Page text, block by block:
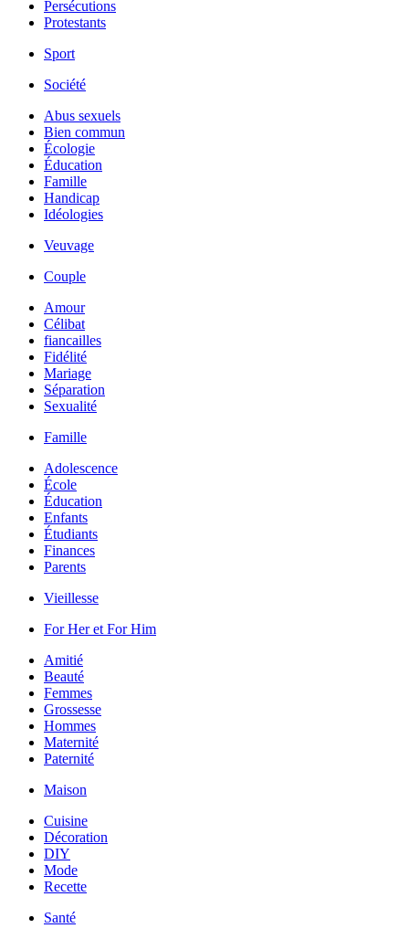
Persécutions
Protestants
Sport
Société
Abus sexuels
Bien commun
Écologie
Éducation
Famille
Handicap
Idéologies
Veuvage
Couple
Amour
Célibat
fiancailles
Fidélité
Mariage
Séparation
Sexualité
Famille
Adolescence
École
Éducation
Enfants
Étudiants
Finances
Parents
Vieillesse
For Her et For Him
Amitié
Beauté
Femmes
Grossesse
Hommes
Maternité
Paternité
Maison
Cuisine
Décoration
DIY
Mode
Recette
Santé